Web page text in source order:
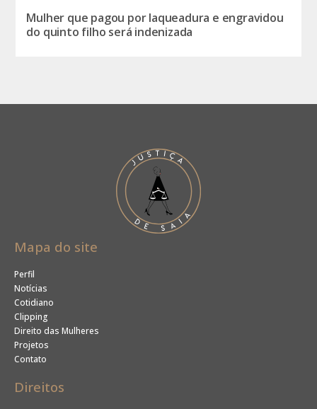
Mulher que pagou por laqueadura e engravidou
do quinto filho será indenizada
Mapa do site
Perfil
Notícias
Cotidiano
Clipping
Direito das Mulheres
Projetos
Contato
Direitos